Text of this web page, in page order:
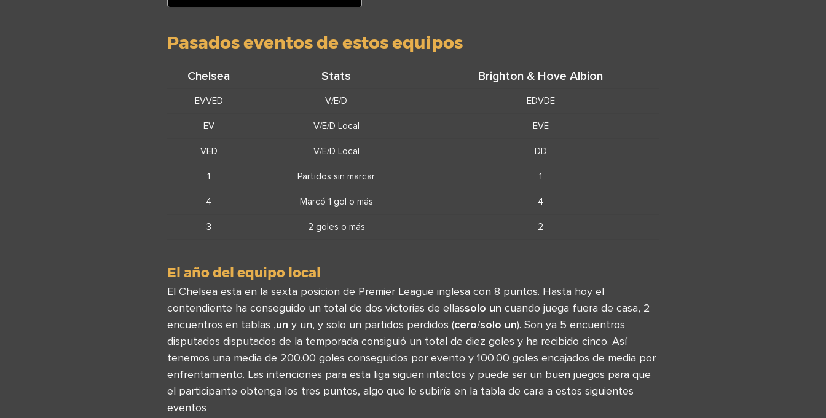
Pasados eventos de estos equipos
Chelsea Stats Brighton & Hove Albion
EVVED V/E/D EDVDE
EV V/E/D Local EVE
VED V/E/D Local DD
1 Partidos sin marcar 1
4 Marcó 1 gol o más 4
3 2 goles o más 2
El año del equipo local
El Chelsea esta en la sexta posicion de Premier League inglesa con 8 puntos. Hasta hoy el
contendiente ha conseguido un total de dos victorias de ellassolo un cuando juega fuera de casa, 2
encuentros en tablas ,un y un, y solo un partidos perdidos (cero/solo un). Son ya 5 encuentros
disputados disputados de la temporada consiguió un total de diez goles y ha recibido cinco. Así
tenemos una media de 200.00 goles conseguidos por evento y 100.00 goles encajados de media por
enfrentamiento. Las intenciones para esta liga siguen intactos y puede ser un buen juegos para que
el participante obtenga los tres puntos, algo que le subiría en la tabla de cara a estos siguientes
eventos